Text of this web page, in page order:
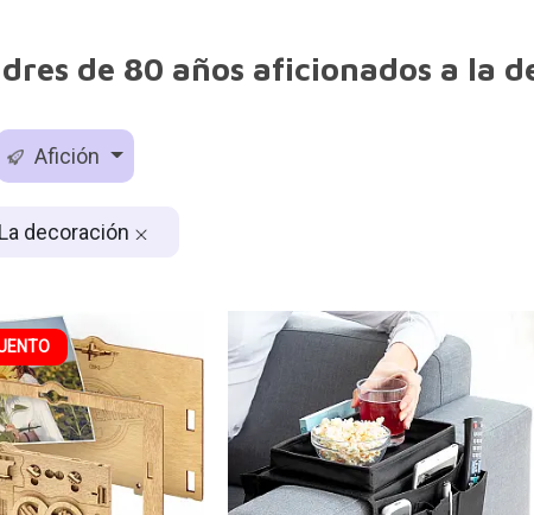
de 80 años aficionados a la
Afición
La decoración